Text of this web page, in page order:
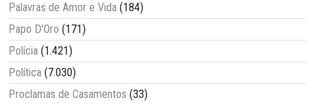
Palavras de Amor e Vida (184)
Papo D'Oro (171)
Polícia (1.421)
Política (7.030)
Proclamas de Casamentos (33)